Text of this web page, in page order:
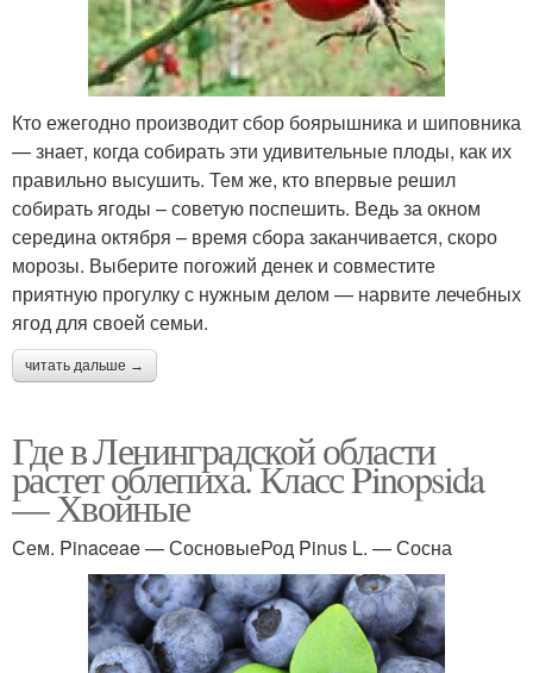
Кто ежегодно производит сбор боярышника и шиповника
— знает, когда собирать эти удивительные плоды, как их
правильно высушить. Тем же, кто впервые решил
собирать ягоды – советую поспешить. Ведь за окном
середина октября – время сбора заканчивается, скоро
морозы. Выберите погожий денек и совместите
приятную прогулку с нужным делом — нарвите лечебных
ягод для своей семьи.
читать дальше →
Где в Ленинградской области
растет облепиха. Класс Pinopsida
— Хвойные
Сем. Pinaceae — СосновыеРод Pinus L. — Сосна